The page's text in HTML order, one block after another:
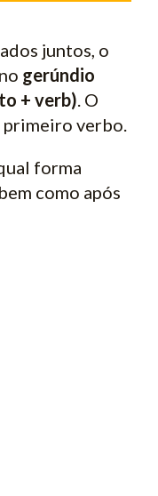
juntos, o
gerúndio
+ verb) . O
verbo.
forma
como após